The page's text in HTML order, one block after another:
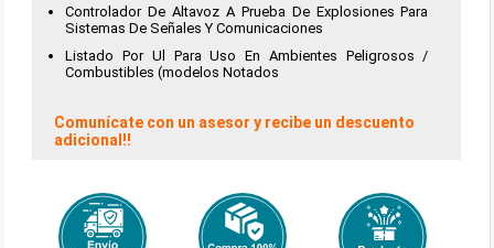
Controlador De Altavoz A Prueba De Explosiones Para
Sistemas De Señales Y Comunicaciones
Listado Por Ul Para Uso En Ambientes Peligrosos /
Combustibles (modelos Notados
Comunícate con un asesor y recibe un descuento
adicional!!